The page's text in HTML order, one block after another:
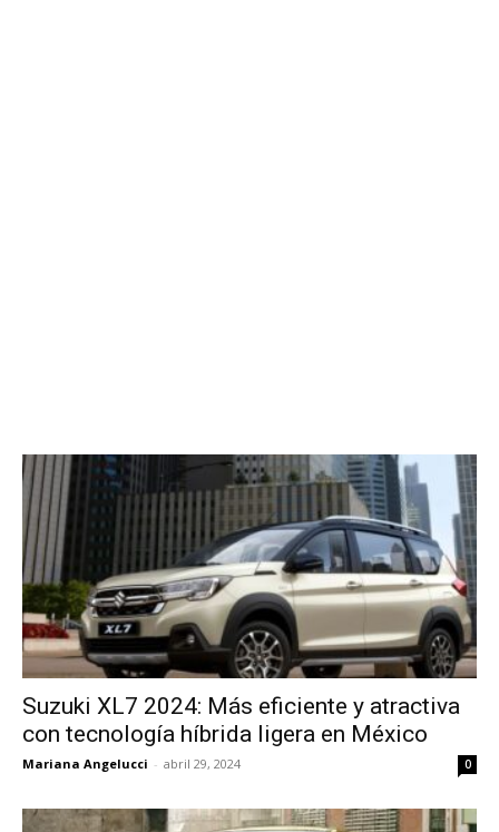
Suzuki XL7 2024: Más eficiente y atractiva
con tecnología híbrida ligera en México
Mariana Angelucci - abril 29, 2024 0